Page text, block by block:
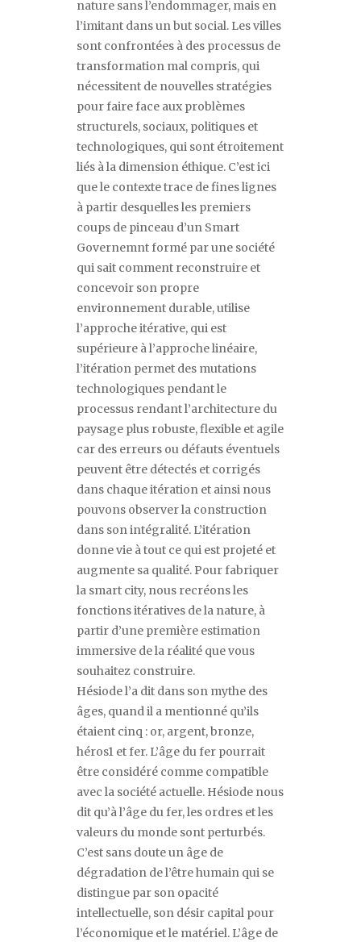
nature sans l’endommager, mais en
l’imitant dans un but social. Les villes
sont confrontées à des processus de
transformation mal compris, qui
nécessitent de nouvelles stratégies
pour faire face aux problèmes
structurels, sociaux, politiques et
technologiques, qui sont étroitement
liés à la dimension éthique. C’est ici
que le contexte trace de fines lignes
à partir desquelles les premiers
coups de pinceau d’un Smart
Governemnt formé par une société
qui sait comment reconstruire et
concevoir son propre
environnement durable, utilise
l’approche itérative, qui est
supérieure à l’approche linéaire,
l’itération permet des mutations
technologiques pendant le
processus rendant l’architecture du
paysage plus robuste, flexible et agile
car des erreurs ou défauts éventuels
peuvent être détectés et corrigés
dans chaque itération et ainsi nous
pouvons observer la construction
dans son intégralité. L’itération
donne vie à tout ce qui est projeté et
augmente sa qualité. Pour fabriquer
la smart city, nous recréons les
fonctions itératives de la nature, à
partir d’une première estimation
immersive de la réalité que vous
souhaitez construire.
Hésiode l’a dit dans son mythe des
âges, quand il a mentionné qu’ils
étaient cinq : or, argent, bronze,
héros1 et fer. L’âge du fer pourrait
être considéré comme compatible
avec la société actuelle. Hésiode nous
dit qu’à l’âge du fer, les ordres et les
valeurs du monde sont perturbés.
C’est sans doute un âge de
dégradation de l’être humain qui se
distingue par son opacité
intellectuelle, son désir capital pour
l’économique et le matériel. L’âge de